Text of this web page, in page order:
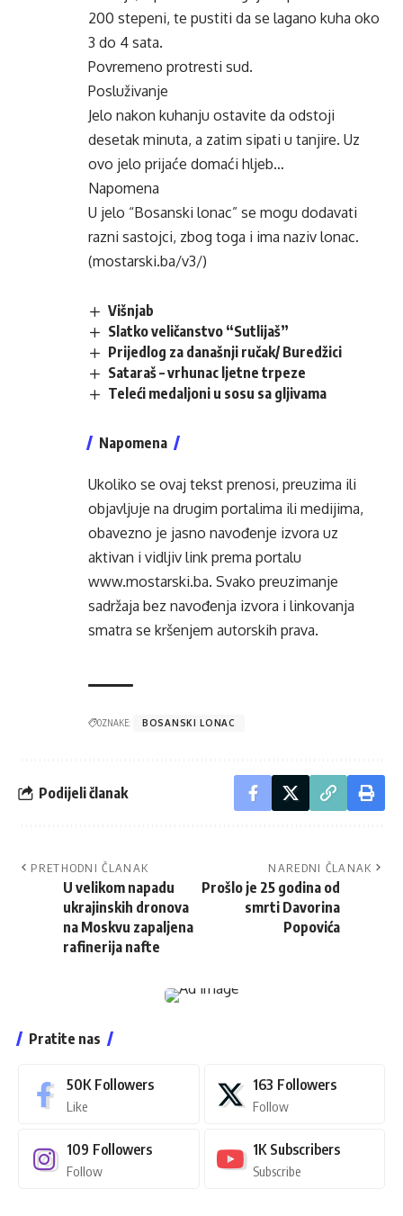
200 stepeni, te pustiti da se lagano kuha oko
3 do 4 sata.
Povremeno protresti sud.
Posluživanje
Jelo nakon kuhanju ostavite da odstoji
desetak minuta, a zatim sipati u tanjire. Uz
ovo jelo prijaće domaći hljeb…
Napomena
U jelo “Bosanski lonac” se mogu dodavati
razni sastojci, zbog toga i ima naziv lonac.
(mostarski.ba/v3/)
Višnjab
Slatko veličanstvo “Sutlijaš”
Prijedlog za današnji ručak/ Buredžici
Sataraš – vrhunac ljetne trpeze
Teleći medaljoni u sosu sa gljivama
Napomena
Ukoliko se ovaj tekst prenosi, preuzima ili
objavljuje na drugim portalima ili medijima,
obavezno je jasno navođenje izvora uz
aktivan i vidljiv link prema portalu
www.mostarski.ba. Svako preuzimanje
sadržaja bez navođenja izvora i linkovanja
smatra se kršenjem autorskih prava.
OZNAKE: BOSANSKI LONAC
Podijeli članak
PRETHODNI ČLANAK
U velikom napadu
ukrajinskih dronova
na Moskvu zapaljena
rafinerija nafte
NAREDNI ČLANAK
Prošlo je 25 godina od
smrti Davorina
Popovića
Pratite nas
50K Followers
Like
163 Followers
Follow
109 Followers
Follow
1K Subscribers
Subscribe